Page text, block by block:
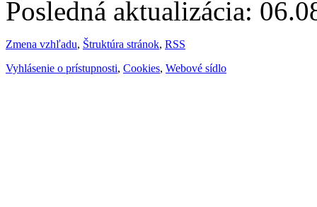
Posledná aktualizácia:
Zmena vzhľadu, Štruktúra stránok, RSS
Vyhlásenie o prístupnosti, Cookies, Webové sídlo